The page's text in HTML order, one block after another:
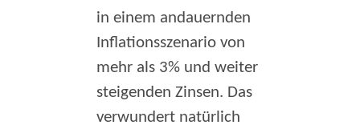
in einem andauernden
Inflationsszenario von
mehr als 3% und weiter
steigenden Zinsen. Das
verwundert natürlich